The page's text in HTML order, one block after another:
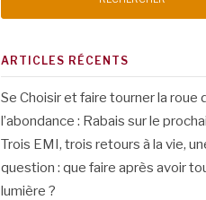
ARTICLES RÉCENTS
Se Choisir et faire tourner la roue
l’abondance : Rabais sur le
Trois EMI, trois retours à la vie,
question : que faire après avoir
lumière ?